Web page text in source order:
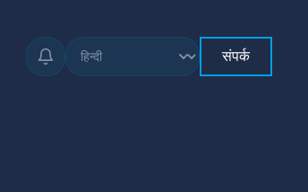
संपर्क